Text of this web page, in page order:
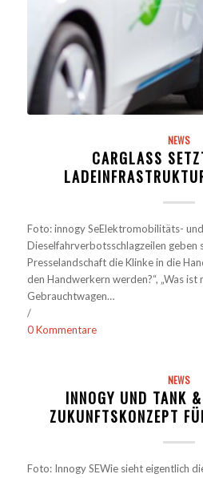
NEWS
CARGLASS
Foto: innogy SeElektromobilitäts- und
Dieselfahrverbotsschlagzeilen geben
Presselandschaft die Klinke in die
den Handwerkern werden?“, „Was ist
Gebrauchtwagen…
/
0 Kommentare
NEWS
INNOGY UND TANK
ZUKUNFTSKONZEPT
Foto: Innogy SEWie sieht eigentlich